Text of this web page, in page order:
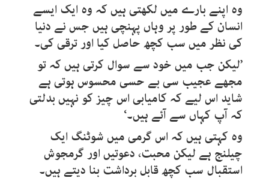
وہ اپنے بارے میں لکھتی ہیں کہ وہ ایک ایسے
انسان کے طور پر وہاں پہنچی ہیں جس نے دنیا
کی نظر میں سب کچھ حاصل کیا اور ترقی کی۔
’لیکن جب میں خود سے سوال کرتی ہیں کہ تو
مجھے عجیب سی بے حسی محسوس ہوتی ہے
شاید اس لیے کہ کامیابی اس چیز کو نہیں بدلتی
کہ آپ کہاں سے آئے ہیں۔‘
وہ کہتی ہیں کہ اس گرمی میں شوٹنگ ایک
چیلنج ہے لیکن محبت، دعوتیں اور گرمجوش
استقبال سب کچھ قابل برداشت بنا دیتے ہیں۔